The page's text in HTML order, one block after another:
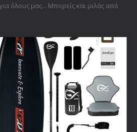
όλους μας... Μπορείς και μιλάς από